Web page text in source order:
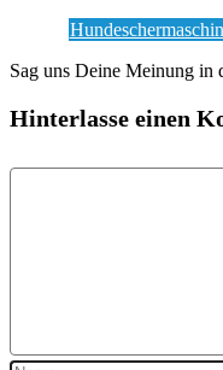
Sag uns Deine Meinung in
Hinterlasse einen